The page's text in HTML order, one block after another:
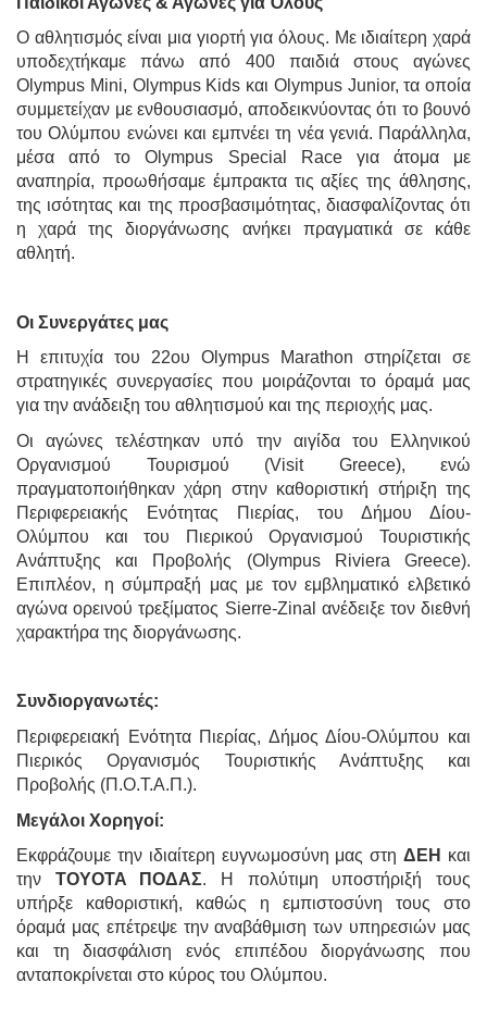
Ο αθλητισμός είναι μια γιορτή για όλους. Με ιδιαίτερη χαρά
υποδεχτήκαμε πάνω από 400 παιδιά στους αγώνες
Olympus Mini, Olympus Kids και Olympus Junior, τα οποία
συμμετείχαν με ενθουσιασμό, αποδεικνύοντας ότι το βουνό
του Ολύμπου ενώνει και εμπνέει τη νέα γενιά. Παράλληλα,
μέσα από το Olympus Special Race για άτομα με
αναπηρία, προωθήσαμε έμπρακτα τις αξίες της άθλησης,
της ισότητας και της προσβασιμότητας, διασφαλίζοντας ότι
η χαρά της διοργάνωσης ανήκει πραγματικά σε κάθε
αθλητή.
Οι Συνεργάτες μας
Η επιτυχία του 22ου Olympus Marathon στηρίζεται σε
στρατηγικές συνεργασίες που μοιράζονται το όραμά μας
για την ανάδειξη του αθλητισμού και της περιοχής μας.
Οι αγώνες τελέστηκαν υπό την αιγίδα του Ελληνικού
Οργανισμού Τουρισμού (Visit Greece), ενώ
πραγματοποιήθηκαν χάρη στην καθοριστική στήριξη της
Περιφερειακής Ενότητας Πιερίας, του Δήμου Δίου-
Ολύμπου και του Πιερικού Οργανισμού Τουριστικής
Ανάπτυξης και Προβολής (Olympus Riviera Greece).
Επιπλέον, η σύμπραξή μας με τον εμβληματικό ελβετικό
αγώνα ορεινού τρεξίματος Sierre-Zinal ανέδειξε τον διεθνή
χαρακτήρα της διοργάνωσης.
Συνδιοργανωτές:
Περιφερειακή Ενότητα Πιερίας, Δήμος Δίου-Ολύμπου και
Πιερικός Οργανισμός Τουριστικής Ανάπτυξης και
Προβολής (Π.Ο.Τ.Α.Π.).
Μεγάλοι Χορηγοί:
Εκφράζουμε την ιδιαίτερη ευγνωμοσύνη μας στηΔΕΗ και
την TOYOTA ΠΟΔΑΣ. Η πολύτιμη υποστήριξή τους
υπήρξε καθοριστική, καθώς η εμπιστοσύνη τους στο
όραμά μας επέτρεψε την αναβάθμιση των υπηρεσιών μας
και τη διασφάλιση ενός επιπέδου διοργάνωσης που
ανταποκρίνεται στο κύρος του Ολύμπου.